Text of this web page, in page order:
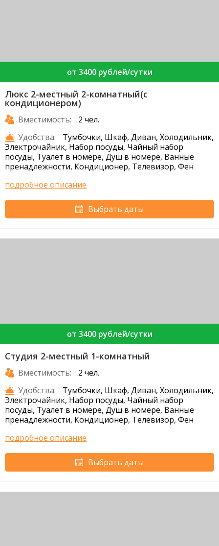
от 3400 рублей/сутки
Люкс 2-местный 2-комнатный(с
кондиционером)
Вместимость:
2 чел.
Удобства:
Тумбочки, Шкаф, Диван, Холодильник,
Электрочайник, Набор посуды, Чайный набор
посуды, Туалет в номере, Душ в номере, Ванные
пренадлежности, Кондиционер, Телевизор, Фен
подробное описание
Выбрать даты
от 3400 рублей/сутки
Студия 2-местный 1-комнатный
Вместимость:
2 чел.
Удобства:
Тумбочки, Шкаф, Диван, Холодильник,
Электрочайник, Набор посуды, Чайный набор
посуды, Туалет в номере, Душ в номере, Ванные
пренадлежности, Кондиционер, Телевизор, Фен
подробное описание
Выбрать даты